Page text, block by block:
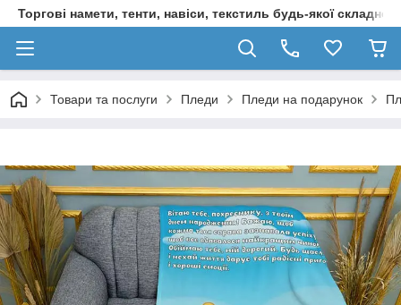
Торгові намети, тенти, навіси, текстиль будь-якої
Товари та послуги Пледи Пледи на подарунок